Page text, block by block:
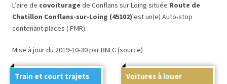
L’aire de covoiturage de Conflans sur Loing située Route de
Chatillon Conflans-sur-Loing (45102) est un(e) Auto-stop
contenant places ( PMR).
Mise à jour du 2019-10-30 par BNLC (source)
Train et court trajets Voitures à louer